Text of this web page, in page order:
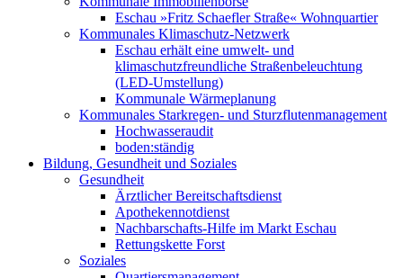
Eschau »Fritz Schaefler Straße« Wohnquartier
Kommunales Klimaschutz-Netzwerk
Eschau erhält eine umwelt- und
klimaschutzfreundliche Straßenbeleuchtung
(LED-Umstellung)
Kommunale Wärmeplanung
Kommunales Starkregen- und Sturzflutenmanagement
Hochwasseraudit
boden:ständig
Bildung, Gesundheit und Soziales
Gesundheit
Ärztlicher Bereitschaftsdienst
Apothekennotdienst
Nachbarschafts-Hilfe im Markt Eschau
Rettungskette Forst
Soziales